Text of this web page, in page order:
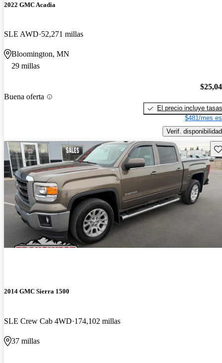
2022 GMC Acadia
SLE AWD 52,271 millas
Bloomington, MN
29 millas
Buena oferta
El precio incluye tasas
$481/mes
Verif. disponibilidad
2014 GMC Sierra 1500
SLE Crew Cab 4WD 174,102 millas
37 millas